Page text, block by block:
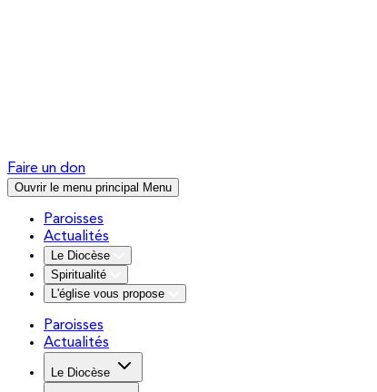
Faire un don
Ouvrir le menu principal Menu
Paroisses
Actualités
Le Diocèse
Spiritualité
L'église vous propose
Paroisses
Actualités
Le Diocèse